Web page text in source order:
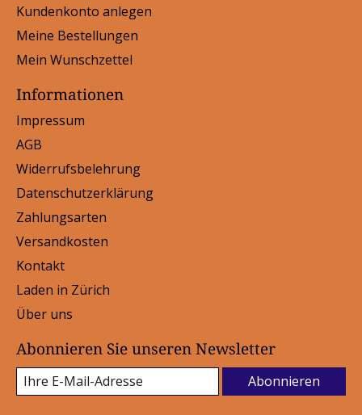
Kundenkonto anlegen
Meine Bestellungen
Mein Wunschzettel
Informationen
Impressum
AGB
Widerrufsbelehrung
Datenschutzerklärung
Zahlungsarten
Versandkosten
Kontakt
Laden in Zürich
Über uns
Abonnieren Sie unseren Newsletter
Abonnieren